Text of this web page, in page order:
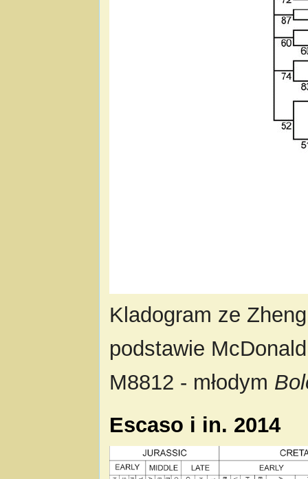
Kladogram ze
podstawie
M8812 - młodym
Escaso i in. 2014